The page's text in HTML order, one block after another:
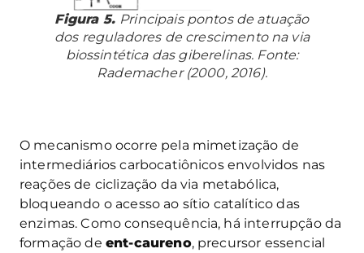
Figura 5. Principais pontos de atuação
dos reguladores de crescimento na via
biossintética das giberelinas. Fonte:
Rademacher (2000, 2016).
O mecanismo ocorre pela mimetização de
intermediários carbocatiônicos envolvidos nas
reações de ciclização da via metabólica,
bloqueando o acesso ao sítio catalítico das
enzimas. Como consequência, há interrupção da
formação de ent-caureno, precursor essencial